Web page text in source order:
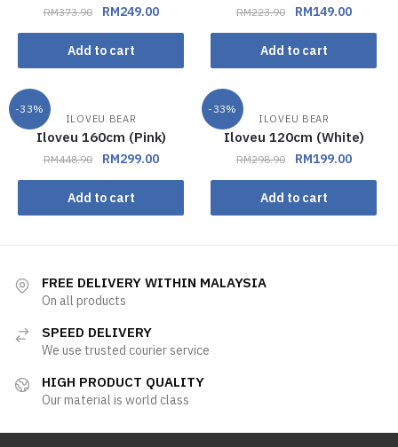
RM373.90 RM249.00
Add to cart
RM223.90 RM149.00
Add to cart
-33%
ILOVEU BEAR
Iloveu 160cm (Pink)
RM448.90 RM299.00
Add to cart
-33%
ILOVEU BEAR
Iloveu 120cm (White)
RM298.90 RM199.00
Add to cart
FREE DELIVERY WITHIN MALAYSIA
On all products
SPEED DELIVERY
We use trusted courier service
HIGH PRODUCT QUALITY
Our material is world class